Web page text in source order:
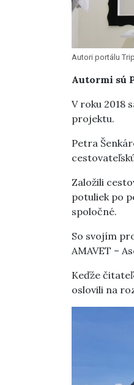
Autori portálu
Autormi sú
V roku 2018
projektu.
Petra
Založili
potuliek po
spoločné.
So svojím
AMAVET –
Keďže
oslovili na